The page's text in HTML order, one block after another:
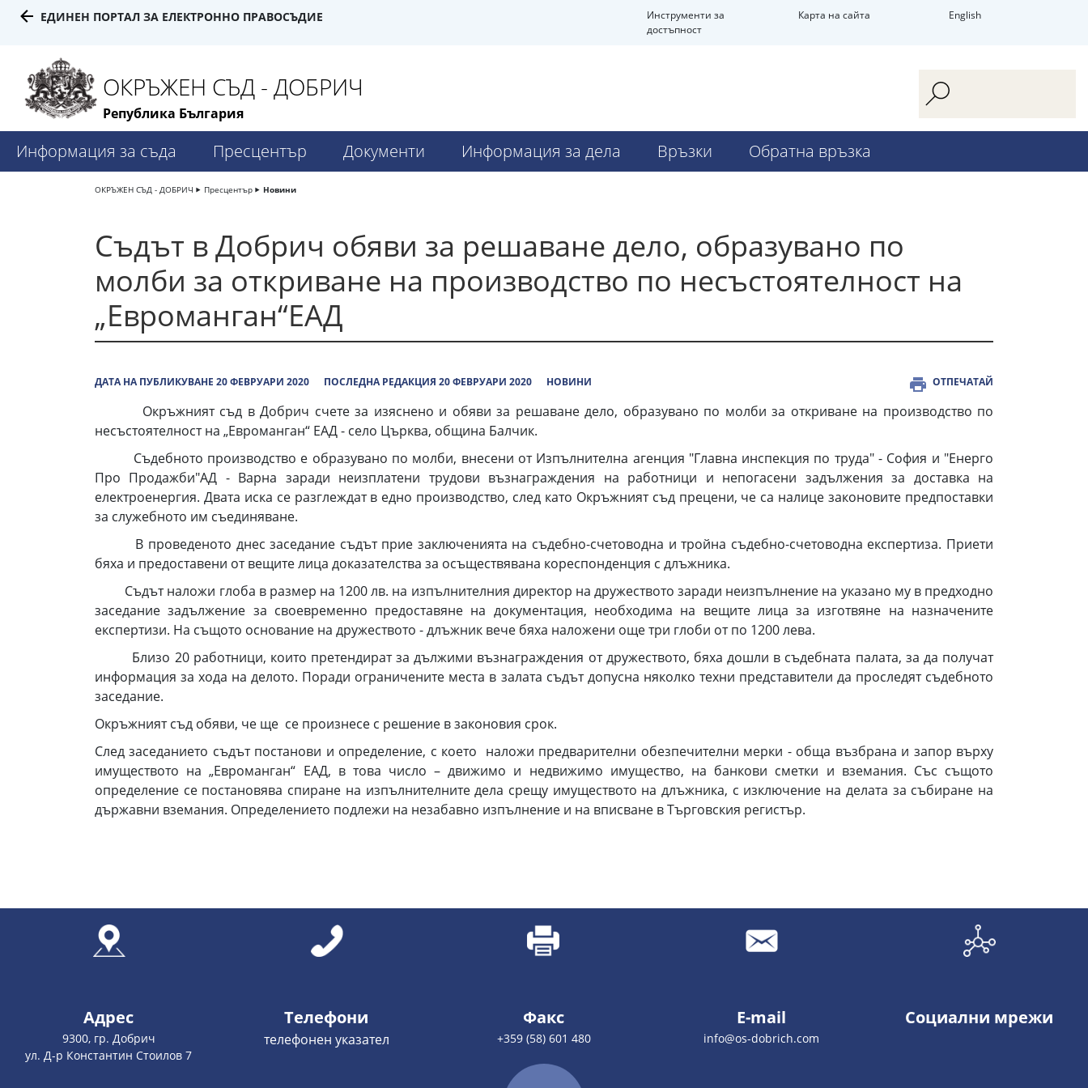
ЕДИНЕН ПОРТАЛ ЗА ЕЛЕКТРОННО ПРАВОСЪДИЕ
Инструменти за
достъпност
Карта на сайта English
ОКРЪЖЕН СЪД - ДОБРИЧ
Република България
Информация за съда Пресцентър Документи Информация за дела Връзки Обратна връзка
ОКРЪЖЕН СЪД - ДОБРИЧ Пресцентър Новини
Съдът в Добрич обяви за решаване дело, образувано по
молби за откриване на производство по несъстоятелност на
„Евроманган“ЕАД
ДАТА НА ПУБЛИКУВАНЕ 20 ФЕВРУАРИ 2020 ПОСЛЕДНА РЕДАКЦИЯ 20 ФЕВРУАРИ 2020 НОВИНИ ОТПЕЧАТАЙ
Окръжният съд в Добрич счете за изяснено и обяви за решаване дело, образувано по молби за откриване на производство по
несъстоятелност на „Евроманган“ ЕАД - село Църква, община Балчик.
Съдебното производство е образувано по молби, внесени от Изпълнителна агенция "Главна инспекция по труда" - София и "Енерго
Про Продажби"АД - Варна заради неизплатени трудови възнаграждения на работници и непогасени задължения за доставка на
електроенергия. Двата иска се разглеждат в едно производство, след като Окръжният съд прецени, че са налице законовите предпоставки
за служебното им съединяване.
В проведеното днес заседание съдът прие заключенията на съдебно-счетоводна и тройна съдебно-счетоводна експертиза. Приети
бяха и предоставени от вещите лица доказателства за осъществявана кореспонденция с длъжника.
Съдът наложи глоба в размер на 1200 лв. на изпълнителния директор на дружеството заради неизпълнение на указано му в предходно
заседание задължение за своевременно предоставяне на документация, необходима на вещите лица за изготвяне на назначените
експертизи. На същото основание на дружеството - длъжник вече бяха наложени още три глоби от по 1200 лева.
Близо 20 работници, които претендират за дължими възнаграждения от дружеството, бяха дошли в съдебната палата, за да получат
информация за хода на делото. Поради ограничените места в залата съдът допусна няколко техни представители да проследят съдебното
заседание.
Окръжният съд обяви, че ще се произнесе с решение в законовия срок.
След заседанието съдът постанови и определение, с което наложи предварителни обезпечителни мерки - обща възбрана и запор върху
имуществото на „Евроманган“ ЕАД, в това число – движимо и недвижимо имущество, на банкови сметки и вземания. Със същото
определение се постановява спиране на изпълнителните дела срещу имуществото на длъжника, с изключение на делата за събиране на
държавни вземания. Определението подлежи на незабавно изпълнение и на вписване в Търговския регистър.
Адрес
9300, гр. Добрич
ул. Д-р Константин Стоилов 7
Телефони
телефонен указател
Факс
+359 (58) 601 480
E-mail
info@os-dobrich.com
Социални мрежи